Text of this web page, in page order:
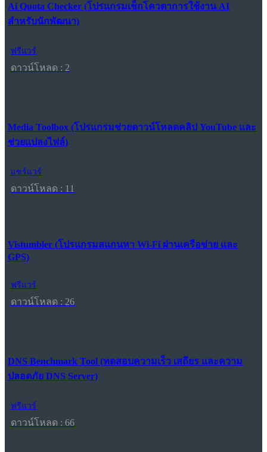
Ai Quota Checker (โปรแกรมเช็กโควตาการใช้งาน AI
สำหรับนักพัฒนา)
ฟรีแวร์
ดาวน์โหลด : 2
Media Toolbox (โปรแกรมช่วยดาวน์โหลดคลิป YouTube และ
ช่วยแปลงไฟล์)
แชร์แวร์
ดาวน์โหลด : 11
Vistumbler (โปรแกรมสแกนหา Wi-Fi ผ่านเครือข่าย และ
GPS)
ฟรีแวร์
ดาวน์โหลด : 26
DNS Benchmark Tool (ทดสอบความเร็ว เสถียร และความ
ปลอดภัย DNS Server)
ฟรีแวร์
ดาวน์โหลด : 66